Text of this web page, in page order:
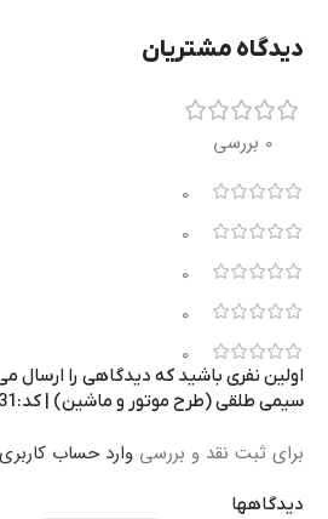
دیدگاه مشتریان
0 بررسی
0
0
0
0
0
دیدگاهها
سیمی طلقی (طرح موتور و ماشین) | کد:9131”
برای ثبت نقد و بررسی وارد حساب